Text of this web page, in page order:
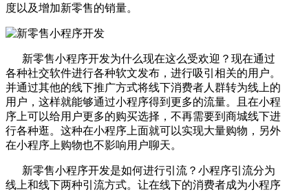
度以及增加新零售的销量。
新零售小程序开发为什么现在这么受欢迎？现在通过
各种社交软件进行各种软文发布，进行吸引相关的用户。
并通过其他的线下推广方式将线下消费者人群转为线上的
用户，这样就能够通过小程序得到更多的流量。且在小程
序上可以给用户更多的购买选择，不再需要到商城线下进
行各种逛。这种在小程序上面就可以实现大量购物，另外
在小程序上购物也不影响用户聊天。
新零售小程序开发是如何进行引流？小程序引流分为
线上和线下两种引流方式。让在线下的消费者成为小程序